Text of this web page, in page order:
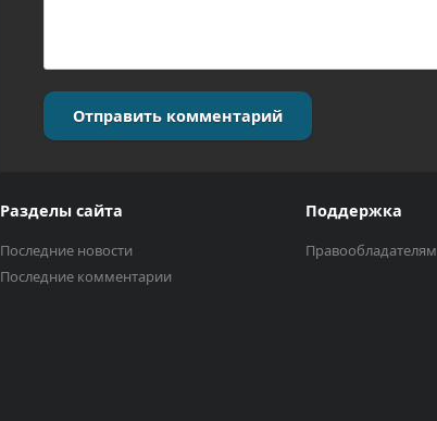
Отправить комментарий
Разделы сайта
Последние новости
Последние комментарии
Поддержка
Правообладателям